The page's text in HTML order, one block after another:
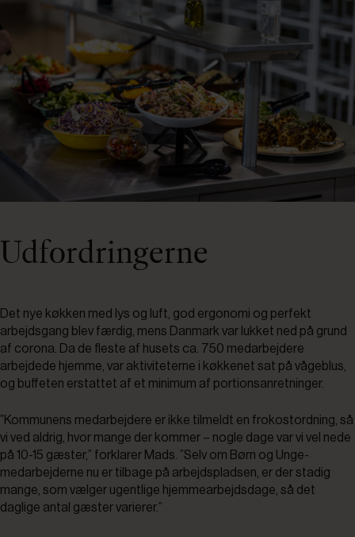
Udfordringerne
Det nye køkken med lys og luft, god ergonomi og perfekt
arbejdsgang blev færdig, mens Danmark var lukket ned på grund
af corona. Da de fleste af husets ca. 750 medarbejdere
arbejdede hjemme, var aktiviteterne i køkkenet sat på vågeblus,
og buffeten erstattet af et minimum af portionsanretninger.
”Kommunens medarbejdere er ikke tilmeldt en frokostordning, så
vi ved aldrig, hvor mange der kommer – nogle dage var vi vel nede
på 10-15 gæster,” forklarer Mads. ”Selv om Børn og Unge-
medarbejderne nu er tilbage på arbejdspladsen, er der stadig
mange, som vælger ugentlige hjemmearbejdsdage, så det
daglige antal gæster varierer.”